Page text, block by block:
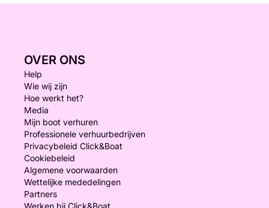
OVER ONS
Help
Wie wij zijn
Hoe werkt het?
Media
Mijn boot verhuren
Professionele verhuurbedrijven
Privacybeleid Click&Boat
Cookiebeleid
Algemene voorwaarden
Wettelijke mededelingen
Partners
Werken bij Click&Boat